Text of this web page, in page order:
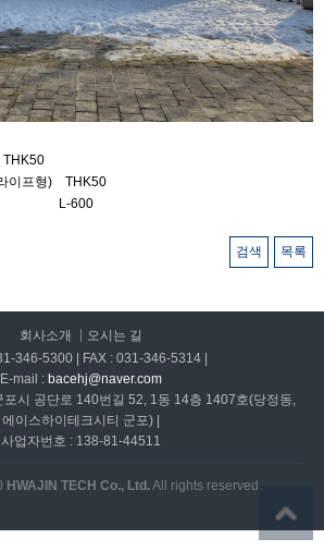
THK50
이프형) THK50
두겁) L-600
검색 목록
회사소개
오시는 길
346-5300 | FAX : 031-346-5314 |
E-mail : bacehj@naver.com
포시 공단로 140번길 52, 1동 14층 1407호(당정동,
에이스하이테크시티 군포) |
사업자번호 : 138-81-44511
HWAJIN TECH Co., Ltd.All rights reserved.